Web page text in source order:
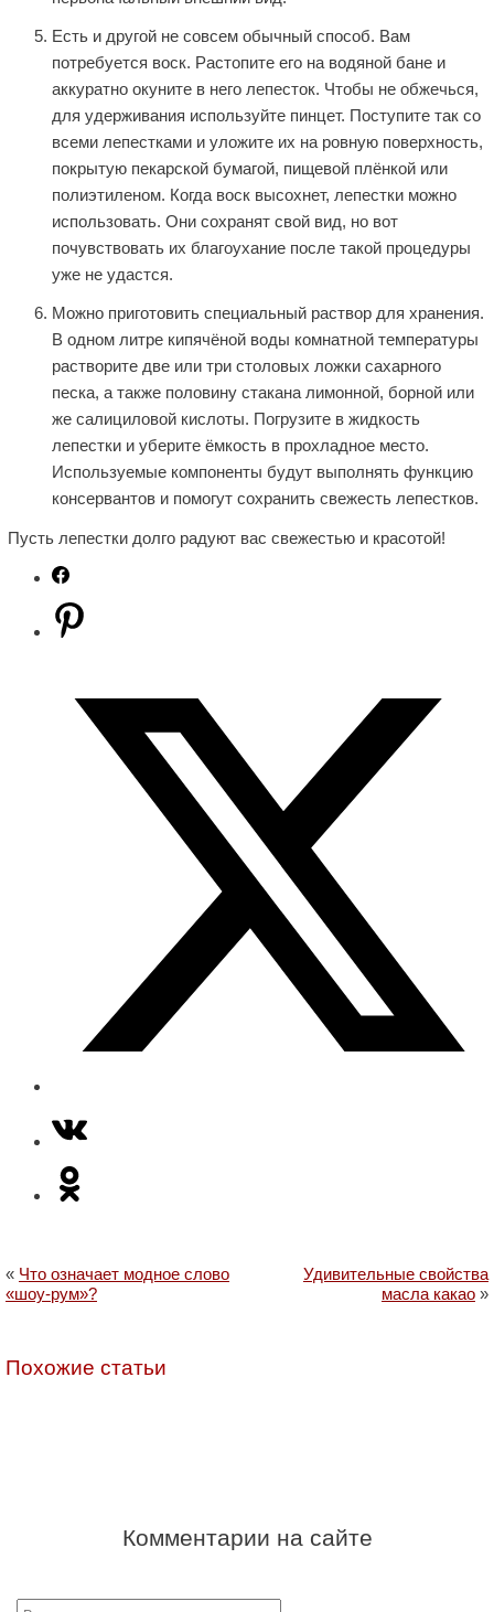
Есть и другой не совсем обычный способ. Вам
потребуется воск. Растопите его на водяной бане и
аккуратно окуните в него лепесток. Чтобы не обжечься,
для удерживания используйте пинцет. Поступите так со
всеми лепестками и уложите их на ровную поверхность,
покрытую пекарской бумагой, пищевой плёнкой или
полиэтиленом. Когда воск высохнет, лепестки можно
использовать. Они сохранят свой вид, но вот
почувствовать их благоухание после такой процедуры
уже не удастся.
Можно приготовить специальный раствор для хранения.
В одном литре кипячёной воды комнатной температуры
растворите две или три столовых ложки сахарного
песка, а также половину стакана лимонной, борной или
же салициловой кислоты. Погрузите в жидкость
лепестки и уберите ёмкость в прохладное место.
Используемые компоненты будут выполнять функцию
консервантов и помогут сохранить свежесть лепестков.
Пусть лепестки долго радуют вас свежестью и красотой!
« Что означает модное слово
«шоу-рум»?
Удивительные свойства
масла какао »
Похожие статьи
Комментарии на сайте